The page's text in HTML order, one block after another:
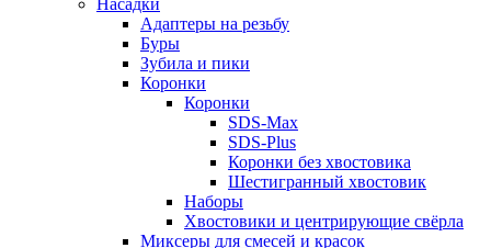
Насадки
Адаптеры на резьбу
Буры
Зубила и пики
Коронки
Коронки
SDS-Max
SDS-Plus
Коронки без хвостовика
Шестигранный хвостовик
Наборы
Хвостовики и центрирующие свёрла
Миксеры для смесей и красок